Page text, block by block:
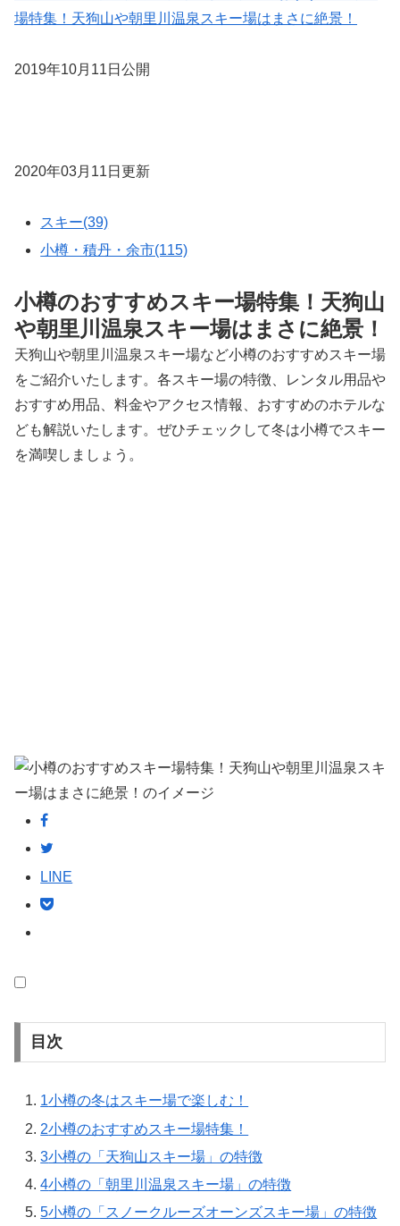
場特集！天狗山や朝里川温泉スキー場はまさに絶景！
2019年10月11日公開
2020年03月11日更新
スキー(39)
小樽・積丹・余市(115)
小樽のおすすめスキー場特集！天狗山
や朝里川温泉スキー場はまさに絶景！
天狗山や朝里川温泉スキー場など小樽のおすすめスキー場
をご紹介いたします。各スキー場の特徴、レンタル用品や
おすすめ用品、料金やアクセス情報、おすすめのホテルな
ども解説いたします。ぜひチェックして冬は小樽でスキー
を満喫しましょう。
LINE
目次
1小樽の冬はスキー場で楽しむ！
2小樽のおすすめスキー場特集！
3小樽の「天狗山スキー場」の特徴
4小樽の「朝里川温泉スキー場」の特徴
5小樽の「スノークルーズオーンズスキー場」の特徴